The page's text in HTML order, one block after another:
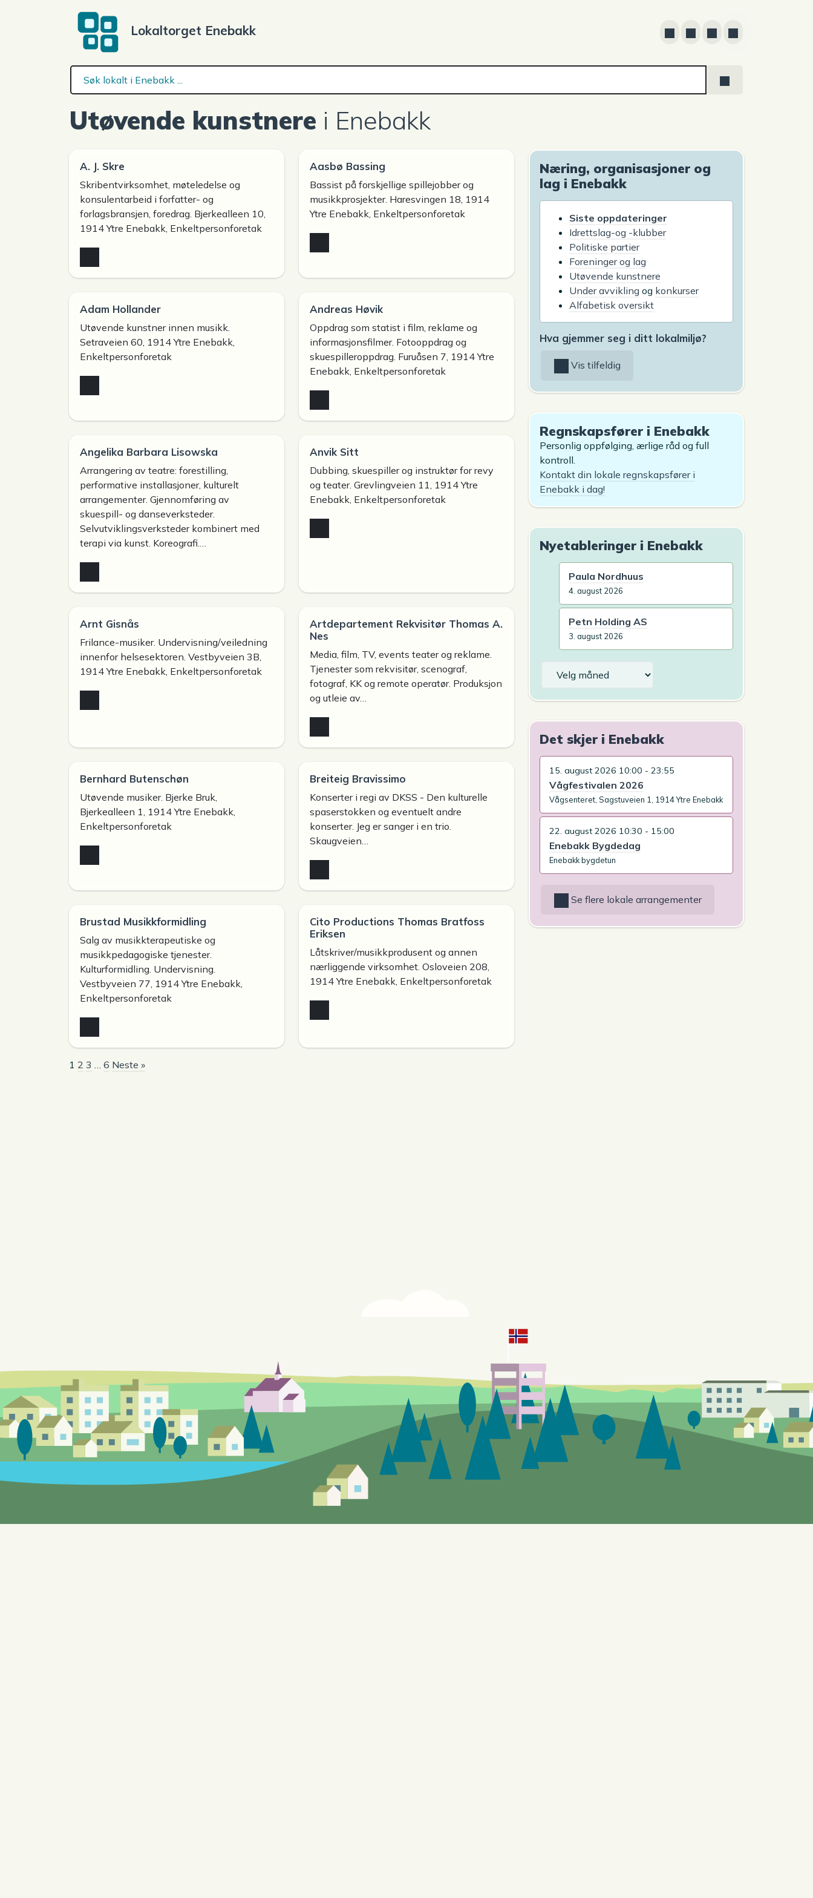
Lokaltorget Enebakk
Utøvende kunstnere i Enebakk
A. J. Skre
Skribentvirksomhet, møteledelse og
konsulentarbeid i forfatter- og
forlagsbransjen, foredrag. Bjerkealleen 10,
1914 Ytre Enebakk, Enkeltpersonforetak
Aasbø Bassing
Bassist på forskjellige spillejobber og
musikkprosjekter. Haresvingen 18, 1914
Ytre Enebakk, Enkeltpersonforetak
Adam Hollander
Utøvende kunstner innen musikk.
Setraveien 60, 1914 Ytre Enebakk,
Enkeltpersonforetak
Andreas Høvik
Oppdrag som statist i film, reklame og
informasjonsfilmer. Fotooppdrag og
skuespilleroppdrag. Furuåsen 7, 1914 Ytre
Enebakk, Enkeltpersonforetak
Angelika Barbara Lisowska
Arrangering av teatre: forestilling,
performative installasjoner, kulturelt
arrangementer. Gjennomføring av
skuespill- og danseverksteder.
Selvutviklingsverksteder kombinert med
terapi via kunst. Koreografi.…
Anvik Sitt
Dubbing, skuespiller og instruktør for revy
og teater. Grevlingveien 11, 1914 Ytre
Enebakk, Enkeltpersonforetak
Arnt Gisnås
Frilance-musiker. Undervisning/veiledning
innenfor helsesektoren. Vestbyveien 3B,
1914 Ytre Enebakk, Enkeltpersonforetak
Artdepartement Rekvisitør Thomas A.
Nes
Media, film, TV, events teater og reklame.
Tjenester som rekvisitør, scenograf,
fotograf, KK og remote operatør. Produksjon
og utleie av…
Bernhard Butenschøn
Utøvende musiker. Bjerke Bruk,
Bjerkealleen 1, 1914 Ytre Enebakk,
Enkeltpersonforetak
Breiteig Bravissimo
Konserter i regi av DKSS - Den kulturelle
spaserstokken og eventuelt andre
konserter. Jeg er sanger i en trio.
Skaugveien…
Brustad Musikkformidling
Salg av musikkterapeutiske og
musikkpedagogiske tjenester.
Kulturformidling. Undervisning.
Vestbyveien 77, 1914 Ytre Enebakk,
Enkeltpersonforetak
Cito Productions Thomas Bratfoss
Eriksen
Låtskriver/musikkprodusent og annen
nærliggende virksomhet. Osloveien 208,
1914 Ytre Enebakk, Enkeltpersonforetak
1 2 3 6 Neste »
Næring, organisasjoner og
lag i Enebakk
Siste oppdateringer
Idrettslag-og -klubber
Politiske partier
Foreninger og lag
Utøvende kunstnere
Under avvikling og konkurser
Alfabetisk oversikt
Hva gjemmer seg i ditt lokalmiljø?
Vis tilfeldig
Regnskapsfører i Enebakk
Personlig oppfølging, ærlige råd og full
kontroll.
Kontakt din lokale regnskapsfører i
Enebakk i dag!
Nyetableringer i Enebakk
Paula Nordhuus
4. august 2026
Petn Holding AS
3. august 2026
Det skjer i Enebakk
15. august 2026 10:00 - 23:55
Vågfestivalen 2026
Vågsenteret, Sagstuveien 1, 1914 Ytre Enebakk
22. august 2026 10:30 - 15:00
Enebakk Bygdedag
Enebakk bygdetun
Se flere lokale arrangementer